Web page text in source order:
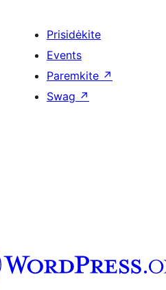
Prisidėkite
Events
Paremkite ↗
Swag ↗